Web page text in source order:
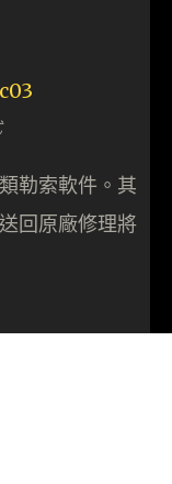
勒索軟件。其
回原廠修理將